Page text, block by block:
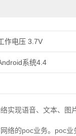
作电压 3.7V
系统4.4
现语音、文本、图
的poc业务。poc业